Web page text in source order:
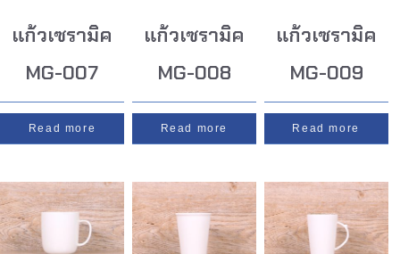
แก้วเซรามิค
MG-007
Read more
แก้วเซรามิค
MG-008
Read more
แก้วเซรามิค
MG-009
Read more